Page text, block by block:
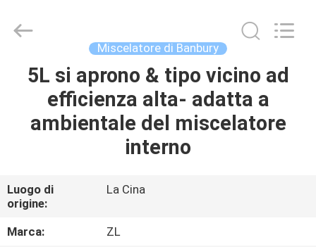
CASA
PRODOTTI
CIRCA
NOI
Instrument
Technology
Reserved.
Miscelatore di Banbury
5L si aprono & tipo vicino ad
efficienza alta- adatta a
ambientale del miscelatore
interno
Luogo di
origine:
La Cina
Marca:
ZL